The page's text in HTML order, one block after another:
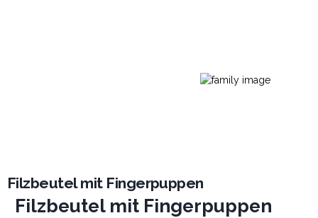
Filzbeutel mit Fingerpuppen
Filzbeutel mit Fingerpuppen